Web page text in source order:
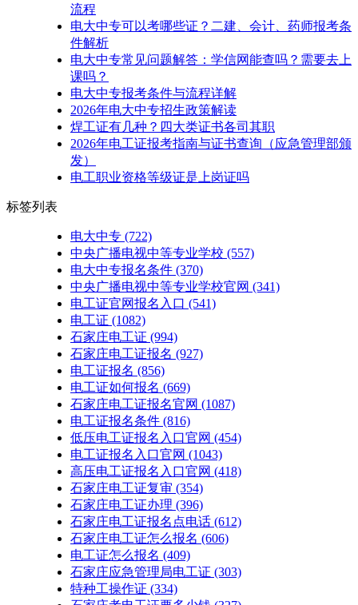
流程
电大中专可以考哪些证？二建、会计、药师报考条
件解析
电大中专常见问题解答：学信网能查吗？需要去上
课吗？
电大中专报考条件与流程详解
2026年电大中专招生政策解读
焊工证有几种？四大类证书各司其职
2026年电工证报考指南与证书查询（应急管理部颁
发）
电工职业资格等级证是上岗证吗
标签列表
电大中专 (722)
中央广播电视中等专业学校 (557)
电大中专报名条件 (370)
中央广播电视中等专业学校官网 (341)
电工证官网报名入口 (541)
电工证 (1082)
石家庄电工证 (994)
石家庄电工证报名 (927)
电工证报名 (856)
电工证如何报名 (669)
石家庄电工证报名官网 (1087)
电工证报名条件 (816)
低压电工证报名入口官网 (454)
电工证报名入口官网 (1043)
高压电工证报名入口官网 (418)
石家庄电工证复审 (354)
石家庄电工证办理 (396)
石家庄电工证报名点电话 (612)
石家庄电工证怎么报名 (606)
电工证怎么报名 (409)
石家庄应急管理局电工证 (303)
特种工操作证 (334)